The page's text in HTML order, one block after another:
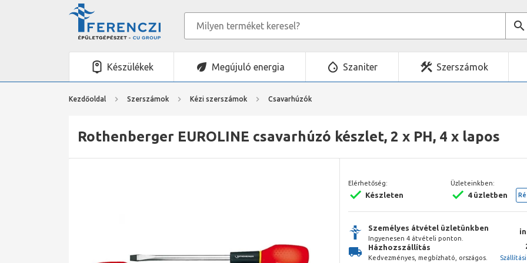
Készülékek Megújuló energia Szaniter Szerszámok
Kezdőoldal Szerszámok Kézi szerszámok Csavarhúzók
Rothenberger EUROLINE csavarhúzó készlet, 2 x PH, 4 x lapos
Elérhetőség:
Készleten
Üzleteinkben:
4 üzletben
Személyes átvétel üzletünkben
Ingyenesen 4 átvételi ponton.
Házhozszállítás
Kedvezményes, megbízható, országos.